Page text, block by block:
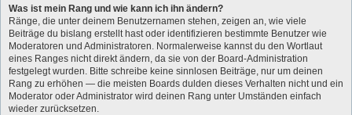
Was ist mein Rang und wie kann ich ihn ändern?
Ränge, die unter deinem Benutzernamen stehen, zeigen an, wie viele
Beiträge du bislang erstellt hast oder identifizieren bestimmte Benutzer wie
Moderatoren und Administratoren. Normalerweise kannst du den Wortlaut
eines Ranges nicht direkt ändern, da sie von der Board-Administration
festgelegt wurden. Bitte schreibe keine sinnlosen Beiträge, nur um deinen
Rang zu erhöhen — die meisten Boards dulden dieses Verhalten nicht und ein
Moderator oder Administrator wird deinen Rang unter Umständen einfach
wieder zurücksetzen.